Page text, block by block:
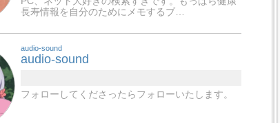
長寿情報を自分のためにメモするブ…
audio-sound
audio-sound
フォローしてくださったらフォローいたします。